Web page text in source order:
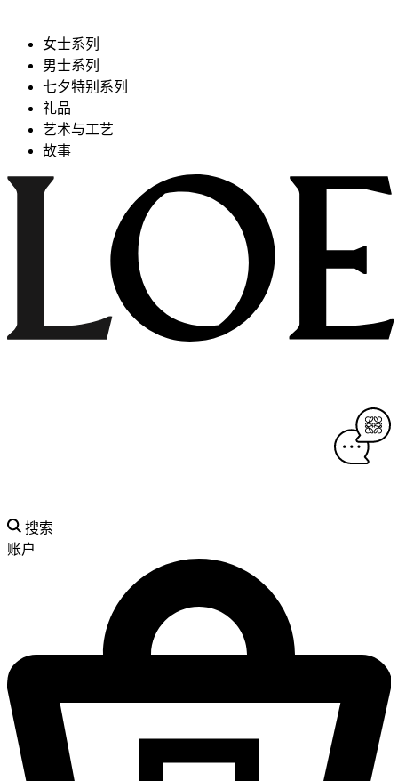
女士系列
男士系列
七夕特别系列
礼品
艺术与工艺
故事
搜索
账户